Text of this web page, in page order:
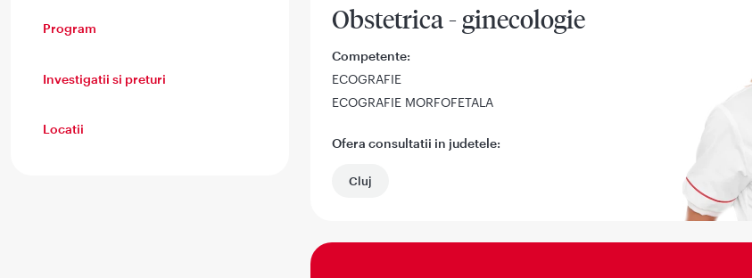
Program
Investigatii si preturi
Locatii
Obstetrica - ginecologie
Competente:
ECOGRAFIE
ECOGRAFIE MORFOFETALA
Ofera consultatii in judetele:
Cluj